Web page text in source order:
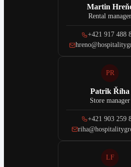
Martin
Rental manager
+421 917 488
PR
Patrik Říha
Store manager
+421 903 259
LF